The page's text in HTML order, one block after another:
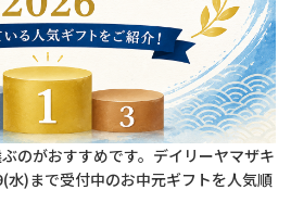
のがおすすめです。デイリーヤマザキ
水)まで受付中のお中元ギフトを人気順